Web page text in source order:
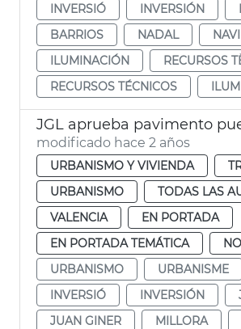
INVERSIÓ
INVERSIÓN
BARRIOS
NADAL
ILUMINACIÓN
RECURSOS
RECURSOS TÉCNICOS
modificado hace 2 años
URBANISMO Y VIVIENDA
URBANISMO
TODAS LAS
VALENCIA
EN PORTADA
EN PORTADA TEMÁTICA
URBANISMO
URBANISME
INVERSIÓ
INVERSIÓN
JUAN GINER
MILLORA